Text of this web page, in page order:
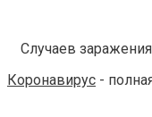
Случаев
Коронавирус -